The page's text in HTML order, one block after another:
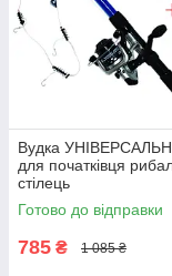
Вудка
для початківця
стілець
Готово до відправки
785 ₴ 1 085 ₴